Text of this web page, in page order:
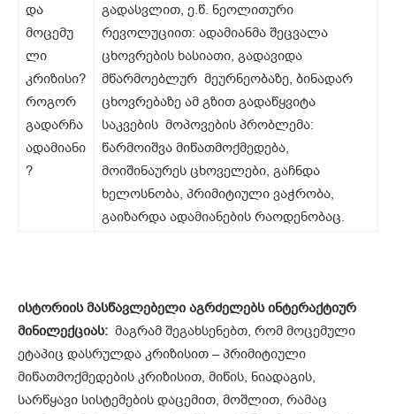
და
მოცემუ
ლი
კრიზისი?
როგორ
გადარჩა
ადამიანი
?
გადასვლით, ე.წ. ნეოლითური
რევოლუციით: ადამიანმა შეცვალა
ცხოვრების ხასიათი, გადავიდა
მწარმოებლურ მეურნეობაზე, ბინადარ
ცხოვრებაზე ამ გზით გადაწყვიტა
საკვების მოპოვების პრობლემა:
წარმოიშვა მიწათმოქმედება,
მოიშინაურეს ცხოველები, გაჩნდა
ხელოსნობა, პრიმიტიული ვაჭრობა,
გაიზარდა ადამიანების რაოდენობაც.
ისტორიის მასწავლებელი აგრძელებს ინტერაქტიურ
მინილექციას: მაგრამ შეგახსენებთ, რომ მოცემული
ეტაპიც დასრულდა კრიზისით – პრიმიტიული
მიწათმოქმედების კრიზისით, მიწის, ნიადაგის,
სარწყავი სისტემების დაცემით, მოშლით, რამაც